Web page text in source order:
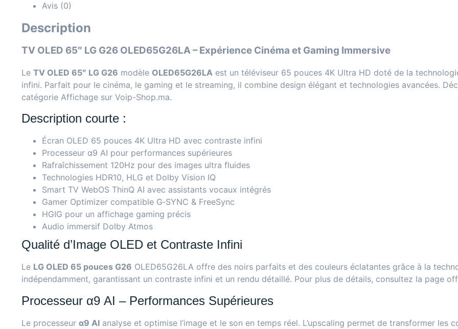
Avis (0)
Description
TV OLED 65″ LG G26 OLED65G26LA – Expérience Cinéma et Gaming Immersive
Le TV OLED 65″ LG G26 modèle OLED65G26LA est un téléviseur 65 pouces 4K Ultra HD doté de la
infini. Parfait pour le cinéma, le gaming et le streaming, il combine design élégant et technologies avancées.
catégorie Affichage sur Voip-Shop.ma.
Description courte :
Écran OLED 65 pouces 4K Ultra HD avec contraste infini
Processeur α9 AI pour performances supérieures
Rafraîchissement 120Hz pour des images ultra fluides
Technologies HDR10, HLG et Dolby Vision IQ
Smart TV WebOS ThinQ AI avec assistants vocaux intégrés
Gamer Optimizer compatible G‑SYNC & FreeSync
HGIG pour un affichage gaming précis
Audio immersif Dolby Atmos
Qualité d’Image OLED et Contraste Infini
Le LG OLED 65 pouces G26 OLED65G26LA offre des noirs parfaits et des couleurs éclatantes grâce à la
indépendamment, garantissant un contraste infini et un rendu détaillé. Pour plus de détails, consultez la page
Processeur α9 AI – Performances Supérieures
Le processeur α9 AI analyse et optimise l’image et le son en temps réel. L’upscaling permet de transformer les